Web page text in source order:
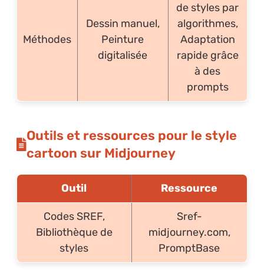
Méthodes
Dessin manuel,
Peinture
digitalisée
de styles par
algorithmes,
Adaptation
rapide grâce
à des
prompts
Outils et ressources pour le style
cartoon sur Midjourney
Outil Ressource
Codes SREF,
Bibliothèque de
styles
Sref-
midjourney.com,
PromptBase